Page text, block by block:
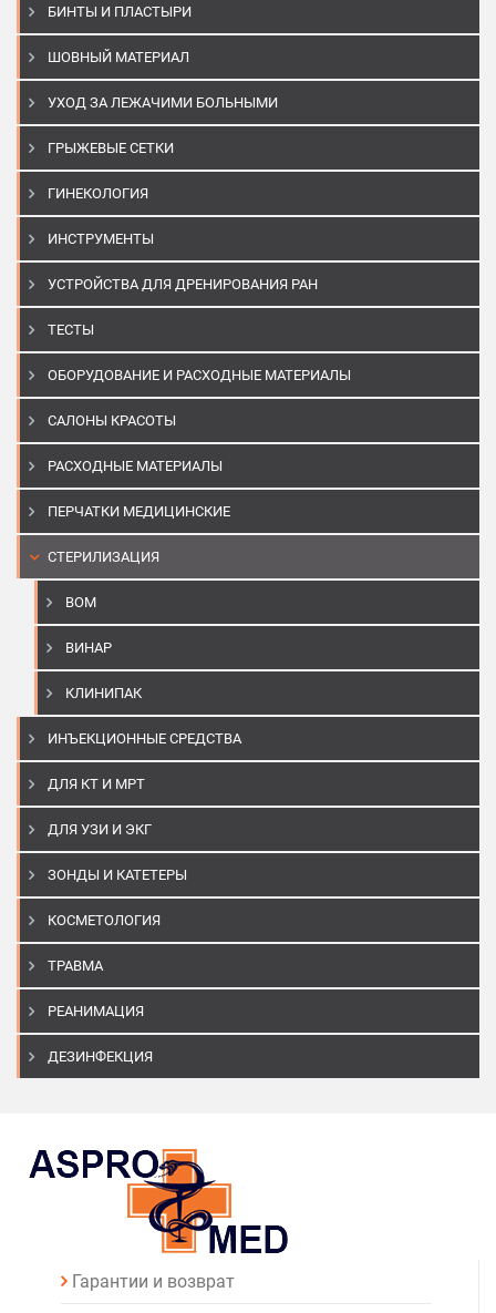
БИНТЫ И ПЛАСТЫРИ
ШОВНЫЙ МАТЕРИАЛ
УХОД ЗА ЛЕЖАЧИМИ БОЛЬНЫМИ
ГРЫЖЕВЫЕ СЕТКИ
ГИНЕКОЛОГИЯ
ИНСТРУМЕНТЫ
УСТРОЙСТВА ДЛЯ ДРЕНИРОВАНИЯ РАН
ТЕСТЫ
ОБОРУДОВАНИЕ И РАСХОДНЫЕ МАТЕРИАЛЫ
САЛОНЫ КРАСОТЫ
РАСХОДНЫЕ МАТЕРИАЛЫ
ПЕРЧАТКИ МЕДИЦИНСКИЕ
СТЕРИЛИЗАЦИЯ
BOM
ВИНАР
КЛИНИПАК
ИНЪЕКЦИОННЫЕ СРЕДСТВА
ДЛЯ КТ И МРТ
ДЛЯ УЗИ И ЭКГ
ЗОНДЫ И КАТЕТЕРЫ
КОСМЕТОЛОГИЯ
ТРАВМА
РЕАНИМАЦИЯ
ДЕЗИНФЕКЦИЯ
Гарантии и возврат